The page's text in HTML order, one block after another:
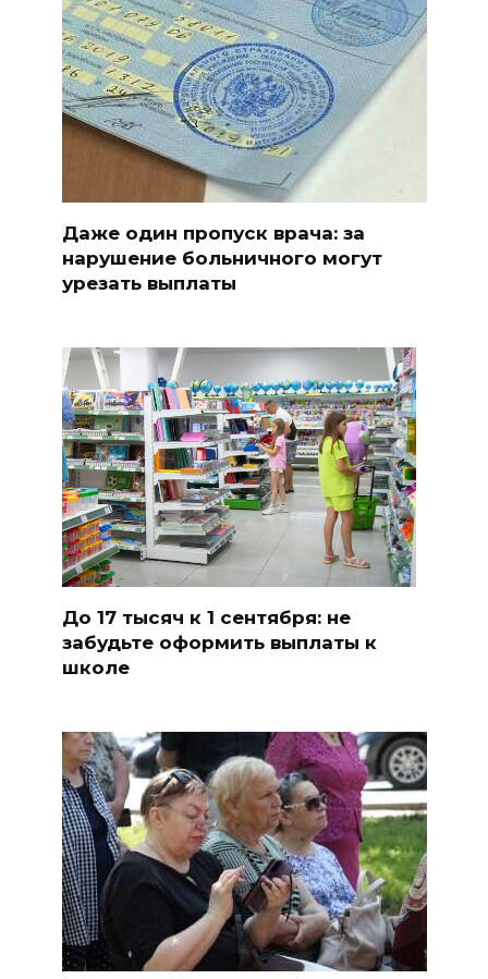
Даже один пропуск врача: за
нарушение больничного могут
урезать выплаты
До 17 тысяч к 1 сентября: не
забудьте оформить выплаты к
школе